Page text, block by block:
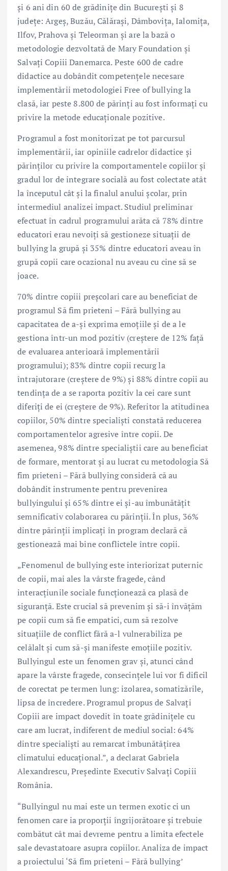
și 6 ani din 60 de grădinițe din București și 8
județe: Argeș, Buzău, Călărași, Dâmbovița, Ialomița,
Ilfov, Prahova și Teleorman și are la bază o
metodologie dezvoltată de Mary Foundation și
Salvați Copiii Danemarca. Peste 600 de cadre
didactice au dobândit competențele necesare
implementării metodologiei Free of bullying la
clasă, iar peste 8.800 de părinți au fost informați cu
privire la metode educaționale pozitive.
Programul a fost monitorizat pe tot parcursul
implementării, iar opiniile cadrelor didactice și
părinților cu privire la comportamentele copiilor și
gradul lor de integrare socială au fost colectate atât
la începutul cât și la finalul anului școlar, prin
intermediul analizei impact. Studiul preliminar
efectuat în cadrul programului arăta că 78% dintre
educatori erau nevoiți să gestioneze situații de
bullying la grupă și 35% dintre educatori aveau în
grupă copii care ocazional nu aveau cu cine să se
joace.
70% dintre copiii preșcolari care au beneficiat de
programul Să fim prieteni – Fără bullying au
capacitatea de a-și exprima emoțiile și de a le
gestiona într-un mod pozitiv (creștere de 12% față
de evaluarea anterioară implementării
programului); 83% dintre copii recurg la
întrajutorare (creștere de 9%) și 88% dintre copii au
tendința de a se raporta pozitiv la cei care sunt
diferiți de ei (creștere de 9%). Referitor la atitudinea
copiilor, 50% dintre specialiști constată reducerea
comportamentelor agresive între copii. De
asemenea, 98% dintre specialiștii care au beneficiat
de formare, mentorat și au lucrat cu metodologia Să
fim prieteni – Fără bullying consideră că au
dobândit instrumente pentru prevenirea
bullyingului și 65% dintre ei și-au îmbunătățit
semnificativ colaborarea cu părinții. În plus, 36%
dintre părinții implicați în program declară că
gestionează mai bine conflictele între copii.
„Fenomenul de bullying este interiorizat puternic
de copii, mai ales la vârste fragede, când
interacțiunile sociale funcționează ca plasă de
siguranță. Este crucial să prevenim și să-i învățăm
pe copii cum să fie empatici, cum să rezolve
situațiile de conflict fără a-l vulnerabiliza pe
celălalt și cum să-și manifeste emoțiile pozitiv.
Bullyingul este un fenomen grav și, atunci când
apare la vârste fragede, consecințele lui vor fi dificil
de corectat pe termen lung: izolarea, somatizările,
lipsa de încredere. Programul propus de Salvați
Copiii are impact dovedit în toate grădinițele cu
care am lucrat, indiferent de mediul social: 64%
dintre specialiști au remarcat îmbunătățirea
climatului educațional.”, a declarat Gabriela
Alexandrescu, Președinte Executiv Salvați Copiii
România.
“Bullyingul nu mai este un termen exotic ci un
fenomen care ia proporții îngrijorătoare și trebuie
combătut cât mai devreme pentru a limita efectele
sale devastatoare asupra copiilor. Analiza de impact
a proiectului ‘Să fim prieteni – Fără bullying’